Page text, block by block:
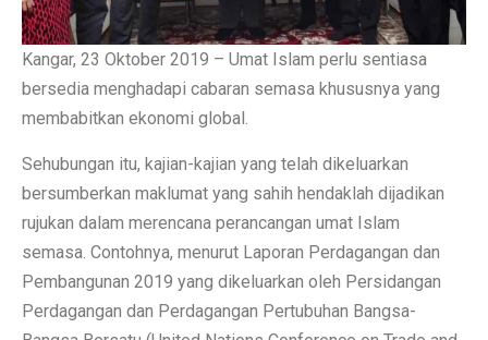
Kangar, 23 Oktober 2019 – Umat Islam perlu sentiasa
bersedia menghadapi cabaran semasa khususnya yang
membabitkan ekonomi global.
Sehubungan itu, kajian-kajian yang telah dikeluarkan
bersumberkan maklumat yang sahih hendaklah dijadikan
rujukan dalam merencana perancangan umat Islam
semasa. Contohnya, menurut Laporan Perdagangan dan
Pembangunan 2019 yang dikeluarkan oleh Persidangan
Perdagangan dan Perdagangan Pertubuhan Bangsa-